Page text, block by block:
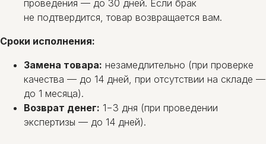
проведения — до 30 дней. Если брак
не подтвердится, товар возвращается вам.
Сроки исполнения:
Замена товара: незамедлительно (при проверке
качества — до 14 дней, при отсутствии на складе —
до 1 месяца).
Возврат денег: 1−3 дня (при проведении
экспертизы — до 14 дней).